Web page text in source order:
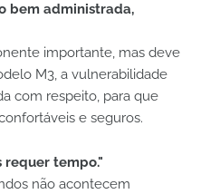
bem administrada,
importante, mas deve
M3, a vulnerabilidade
com respeito, para que
e seguros.
requer tempo."
não acontecem